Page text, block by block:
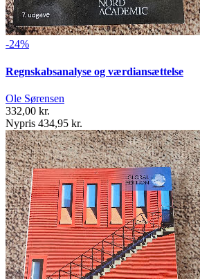
-24%
Regnskabsanalyse og værdiansættelse
Ole Sørensen
332,00 kr.
Nypris 434,95 kr.